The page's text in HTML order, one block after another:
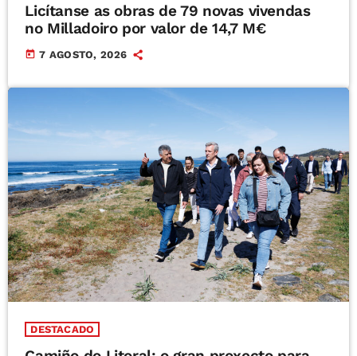
Licítanse as obras de 79 novas vivendas
no Milladoiro por valor de 14,7 M€
today 7 AGOSTO, 2026
DESTACADO